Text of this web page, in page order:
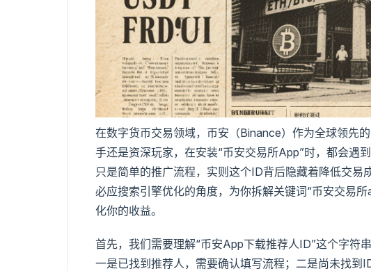
在数字货币交易领域，币安（Binance）作为全球领先
手还是资深玩家，在安装“币安交易所App”时，都会遇
只是简单的推广流程，实则这个ID背后隐藏着降低交易
必应搜索引擎优化的角度，为你拆解关键词“币安交易
化你的收益。
首先，我们需要理解“币安App下载推荐人ID”这个字符
一是已找到推荐人，需要确认填写流程；二是尚未找到